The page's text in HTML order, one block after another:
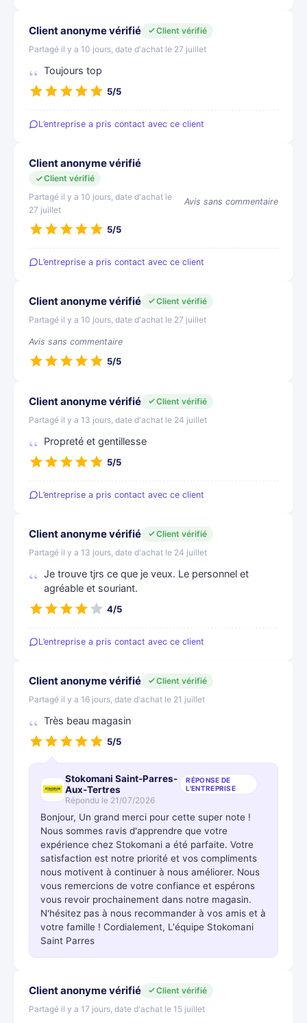
Client anonyme vérifié
Client vérifié
Partagé il y a 10 jours, date d'achat le 27 juillet
Toujours top
5/5
L’entreprise a pris contact avec ce client
Client anonyme vérifié
Client vérifié
Partagé il y a 10 jours, date d'achat le
27 juillet
Avis sans commentaire
5/5
L’entreprise a pris contact avec ce client
Client anonyme vérifié
Client vérifié
Partagé il y a 10 jours, date d'achat le 27 juillet
Avis sans commentaire
5/5
Client anonyme vérifié
Client vérifié
Partagé il y a 13 jours, date d'achat le 24 juillet
Propreté et gentillesse
5/5
L’entreprise a pris contact avec ce client
Client anonyme vérifié
Client vérifié
Partagé il y a 13 jours, date d'achat le 24 juillet
Je trouve tjrs ce que je veux. Le personnel et
agréable et souriant.
4/5
L’entreprise a pris contact avec ce client
Client anonyme vérifié
Client vérifié
Partagé il y a 16 jours, date d'achat le 21 juillet
Très beau magasin
5/5
Stokomani Saint-Parres-
Aux-Tertres
RÉPONSE DE
L'ENTREPRISE
Répondu le 21/07/2026
Bonjour, Un grand merci pour cette super note !
Nous sommes ravis d'apprendre que votre
expérience chez Stokomani a été parfaite. Votre
satisfaction est notre priorité et vos compliments
nous motivent à continuer à nous améliorer. Nous
vous remercions de votre confiance et espérons
vous revoir prochainement dans notre magasin.
N'hésitez pas à nous recommander à vos amis et à
votre famille ! Cordialement, L'équipe Stokomani
Saint Parres
Client anonyme vérifié
Client vérifié
Partagé il y a 17 jours, date d'achat le 15 juillet